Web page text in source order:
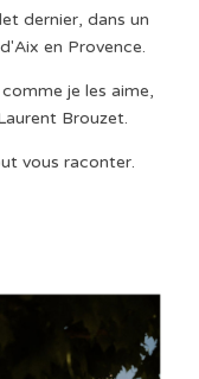
dernier, dans un
en Provence.
je les aime,
Brouzet.
vous raconter.